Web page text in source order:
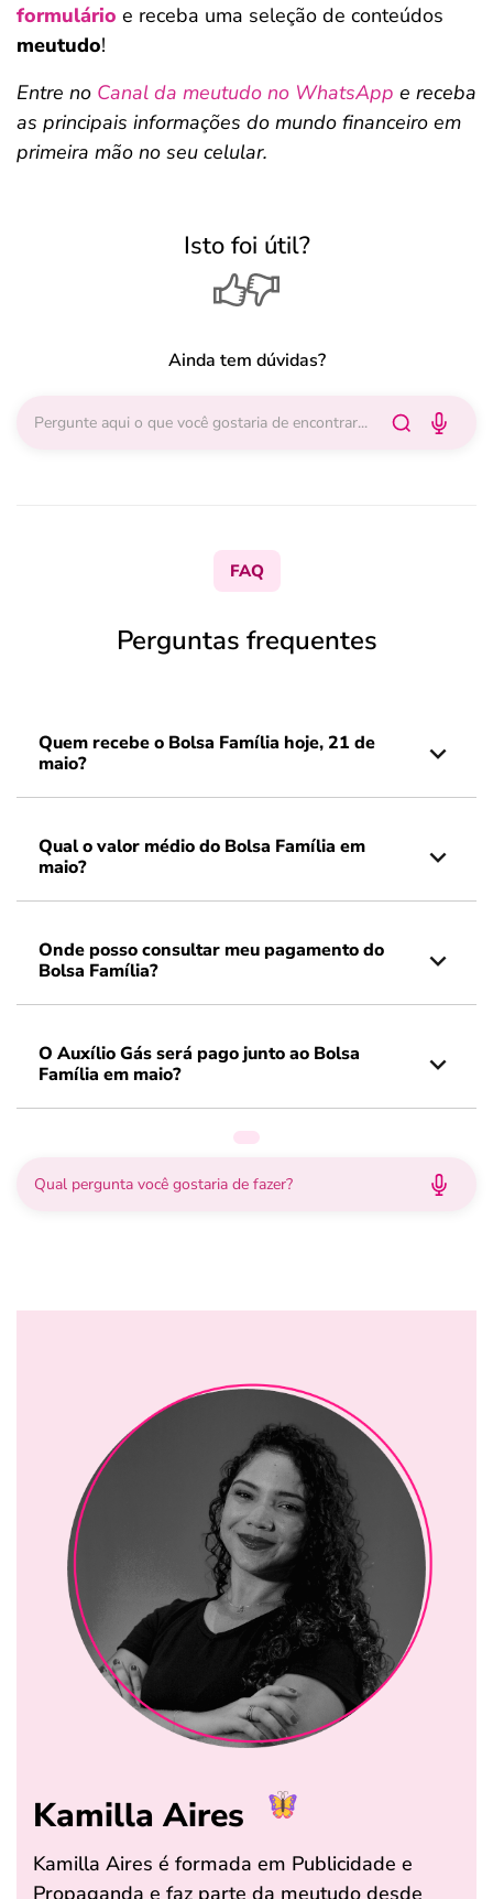
formulário e receba uma seleção de conteúdos
meutudo!
Entre no Canal da meutudo no WhatsApp e receba
as principais informações do mundo financeiro em
primeira mão no seu celular.
Isto foi útil?
Ainda tem dúvidas?
FAQ
Perguntas frequentes
Quem recebe o Bolsa Família hoje, 21 de
maio?
Qual o valor médio do Bolsa Família em
maio?
Onde posso consultar meu pagamento do
Bolsa Família?
O Auxílio Gás será pago junto ao Bolsa
Família em maio?
Kamilla Aires
Kamilla Aires é formada em Publicidade e
Propaganda e faz parte da meutudo desde